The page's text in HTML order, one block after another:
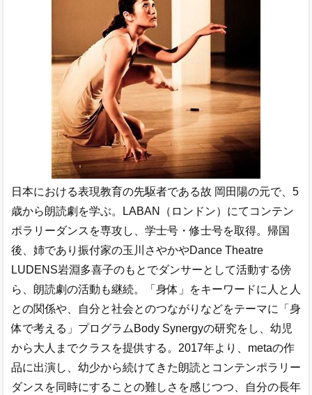
日本における表現教育の先駆者である故 岡田陽の元で、5
歳から朗読劇を学ぶ。LABAN（ロンドン）にてコンテン
ポラリーダンスを専攻し、学士号・修士号を取得。帰国
後、姉であり振付家の玉川さやかやDance Theatre
LUDENS岩淵多喜子のもとでダンサーとして活動する傍
ら、朗読劇の活動も継続。「身体」をキーワードに人と人
との関係や、自分と社会とのつながりなどをテーマに「身
体で考える」プログラムBody Synergyの研究をし、幼児
から大人までクラスを提供する。2017年より、metaの作
品に出演し、幼少から続けてきた朗読とコンテンポラリー
ダンスを同時にすることの難しさを感じつつ、自分の長年